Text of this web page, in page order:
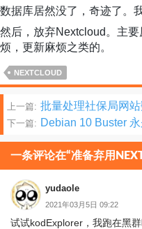
数据库居然没了，奇迹了。
然后，放弃Nextcloud。主
烦，更新麻烦之类的。
NEXTCLOUD
文
章
分
页
上一篇: 批量处理社保局网
下一篇: Debian 10 Buster
一条评论在“准备弃用
yudaole
2021年03月5日 09:22
试试kodExplorer，我跑在黑